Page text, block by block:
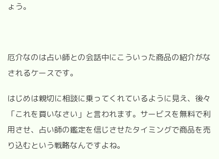
ょう。
厄介なのは占い師との会話中にこういった商品の紹介がな
されるケースです。
はじめは親切に相談に乗ってくれているように見え、後々
「これを買いなさい」と言われます。サービスを無料で利
用させ、占い師の鑑定を信じさせたタイミングで商品を売
り込むという戦略なんですよね。